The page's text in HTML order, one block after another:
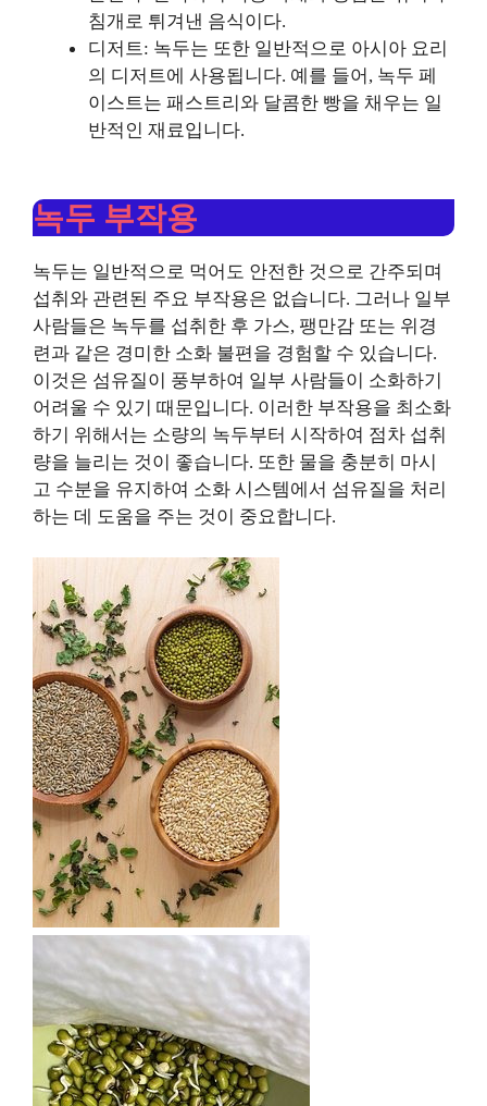
침개로 튀겨낸 음식이다.
디저트: 녹두는 또한 일반적으로 아시아 요리
의 디저트에 사용됩니다. 예를 들어, 녹두 페
이스트는 패스트리와 달콤한 빵을 채우는 일
반적인 재료입니다.
녹두 부작용
녹두는 일반적으로 먹어도 안전한 것으로 간주되며
섭취와 관련된 주요 부작용은 없습니다. 그러나 일부
사람들은 녹두를 섭취한 후 가스, 팽만감 또는 위경
련과 같은 경미한 소화 불편을 경험할 수 있습니다.
이것은 섬유질이 풍부하여 일부 사람들이 소화하기
어려울 수 있기 때문입니다. 이러한 부작용을 최소화
하기 위해서는 소량의 녹두부터 시작하여 점차 섭취
량을 늘리는 것이 좋습니다. 또한 물을 충분히 마시
고 수분을 유지하여 소화 시스템에서 섬유질을 처리
하는 데 도움을 주는 것이 중요합니다.